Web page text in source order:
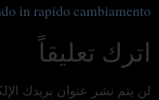
in rapido cambiamento.
اترك تعليقاً
لن يتم نشر عنوان بريدك